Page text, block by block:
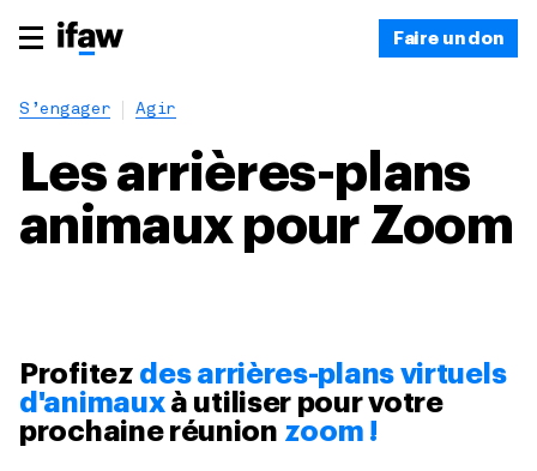
Faire un don
S’engager Agir
Les arrières-plans
animaux pour Zoom
Profitez des arrières-plans virtuels
d'animaux à utiliser pour votre
prochaine réunion zoom !